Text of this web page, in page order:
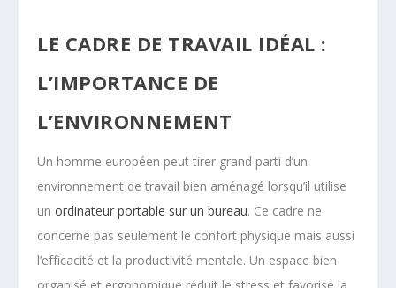
LE CADRE DE TRAVAIL IDÉAL :
L’IMPORTANCE DE
L’ENVIRONNEMENT
Un homme européen peut tirer grand parti d’un
environnement de travail bien aménagé lorsqu’il utilise
unordinateurportable sur un bureau. Ce cadre ne
concerne pas seulement le confort physique mais aussi
l’efficacité et la productivité mentale. Un espace bien
organisé et ergonomique réduit le stress et favorise la